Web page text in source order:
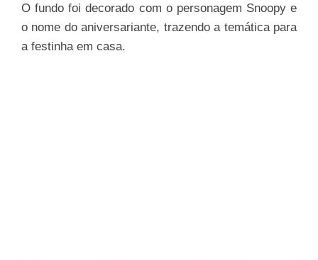
O fundo foi decorado com o personagem Snoopy e
o nome do aniversariante, trazendo a temática para
a festinha em casa.